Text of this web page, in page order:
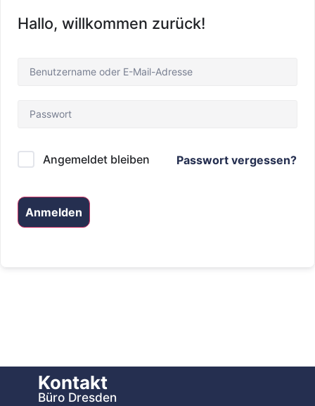
Hallo, willkommen zurück!
Angemeldet bleiben Passwort vergessen?
Anmelden
Kontakt
Büro Dresden